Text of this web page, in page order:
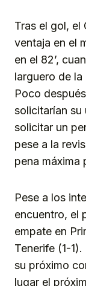
Tras el gol, el
ventaja en el
en el 82’,
larguero de
Poco
solicitarían su
solicitar un
pese a la
pena máxima
Pese a los
encuentro, el
empate en
Tenerife (1-
su próximo
lugar el